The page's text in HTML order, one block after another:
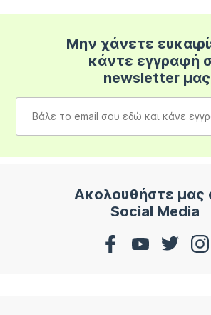
Μην χάνετε
κάντε εγγραφή
newsletter
Ακολουθήστε μας
Social Media